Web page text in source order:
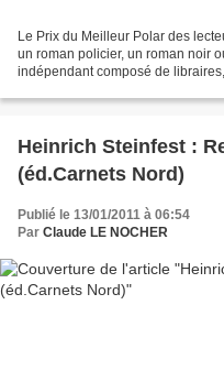
Le Prix du Meilleur Polar des
un roman policier, un roman noir
indépendant composé de
Heinrich Steinfest :
(éd.Carnets Nord)
Publié le 13/01/2011 à 06:54
Par Claude LE NOCHER